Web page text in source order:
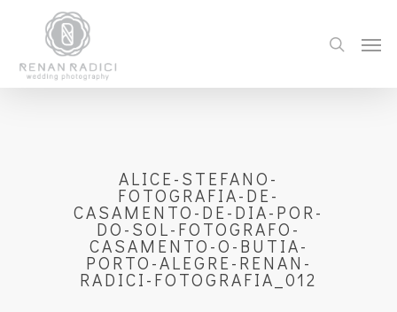
ALICE-STEFANO-
FOTOGRAFIA-DE-
CASAMENTO-DE-DIA-POR-
DO-SOL-FOTOGRAFO-
CASAMENTO-O-BUTIA-
PORTO-ALEGRE-RENAN-
RADICI-FOTOGRAFIA_012